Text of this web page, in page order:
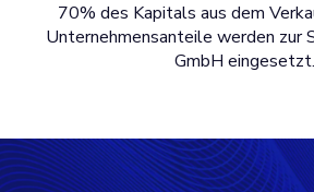
70% des Kapitals aus dem
Unternehmensanteile werden zur
GmbH eingesetzt.